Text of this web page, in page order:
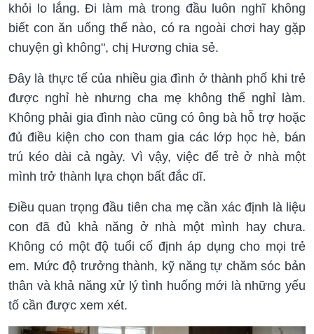
khỏi lo lắng. Đi làm mà trong đầu luôn nghĩ không
biết con ăn uống thế nào, có ra ngoài chơi hay gặp
chuyện gì không", chị Hương chia sẻ.
Đây là thực tế của nhiều gia đình ở thành phố khi trẻ
được nghỉ hè nhưng cha mẹ không thể nghỉ làm.
Không phải gia đình nào cũng có ông bà hỗ trợ hoặc
đủ điều kiện cho con tham gia các lớp học hè, bán
trú kéo dài cả ngày. Vì vậy, việc để trẻ ở nhà một
mình trở thành lựa chọn bất đắc dĩ.
Điều quan trọng đầu tiên cha mẹ cần xác định là liệu
con đã đủ khả năng ở nhà một mình hay chưa.
Không có một độ tuổi cố định áp dụng cho mọi trẻ
em. Mức độ trưởng thành, kỹ năng tự chăm sóc bản
thân và khả năng xử lý tình huống mới là những yếu
tố cần được xem xét.